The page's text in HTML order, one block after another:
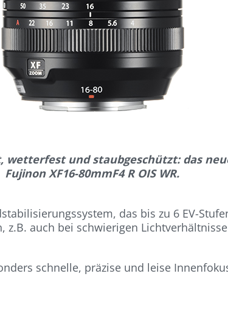
wetterfest und staubgeschützt: das
Fujinon XF16-80mmF4 R OIS WR.
das bis zu 6 EV-
auch bei schwierigen
schnelle, präzise und leise